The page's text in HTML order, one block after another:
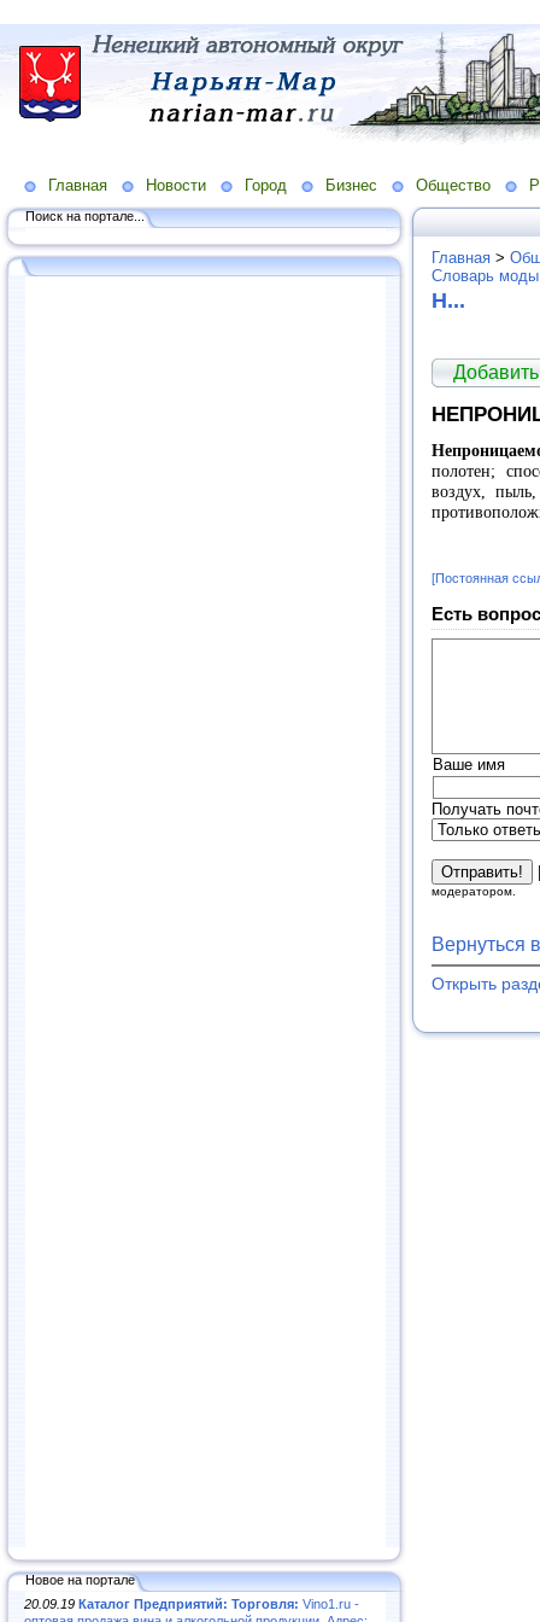
Главная Новости Город Бизнес Общество
Поиск на портале...
Новое на портале
20.09.19 Каталог Предприятий: Торговля: Vino1.ru -
Главная >
Словарь
Н...
полотен;
воздух,
[Постоянная
Есть
Ваше имя
Получать
модератором.
Вернуться
Открыть